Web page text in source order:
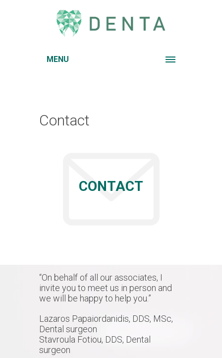
MENU
Contact
CONTACT
“On behalf of all our associates, I
invite you to meet us in person and
we will be happy to help you.”
Lazaros Papaiordanidis, DDS, MSc,
Dental surgeon
Stavroula Fotiou, DDS, Dental
surgeon